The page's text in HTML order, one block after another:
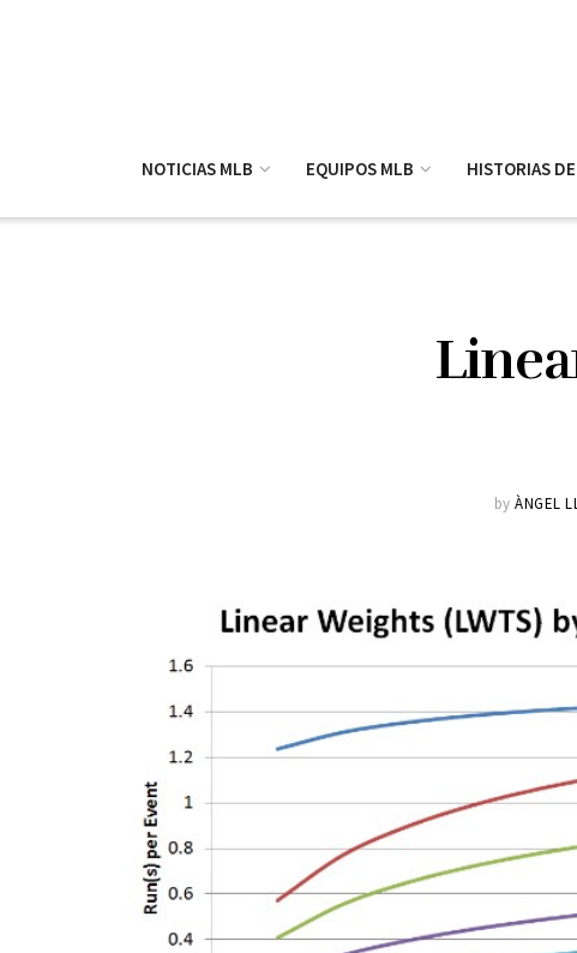
NOTICIAS MLB EQUIPOS MLB HISTORIAS
by ÀNGEL